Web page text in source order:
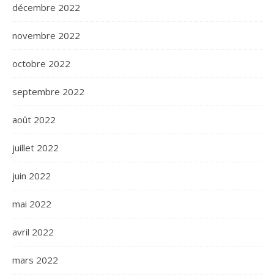
décembre 2022
novembre 2022
octobre 2022
septembre 2022
août 2022
juillet 2022
juin 2022
mai 2022
avril 2022
mars 2022